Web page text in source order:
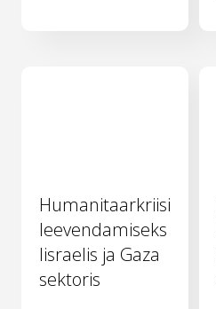
Humanitaarkriisi
leevendamiseks
Iisraelis ja Gaza
sektoris